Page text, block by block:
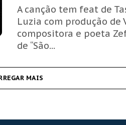
A canção tem feat de
Luzia com produção de
compositora e poeta
de “São...
MAIS